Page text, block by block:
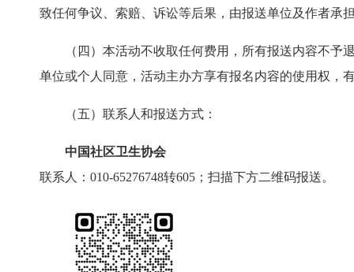
致任何争议、索赔、诉讼等后果，由报送单位及作者承
（四）本活动不收取任何费用，所有报送内容不
单位或个人同意，活动主办方享有报名内容的使用权，
（五）联系人和报送方式：
中国社区卫生协会
联系人：010-65276748转605；扫描下方二维码报送。